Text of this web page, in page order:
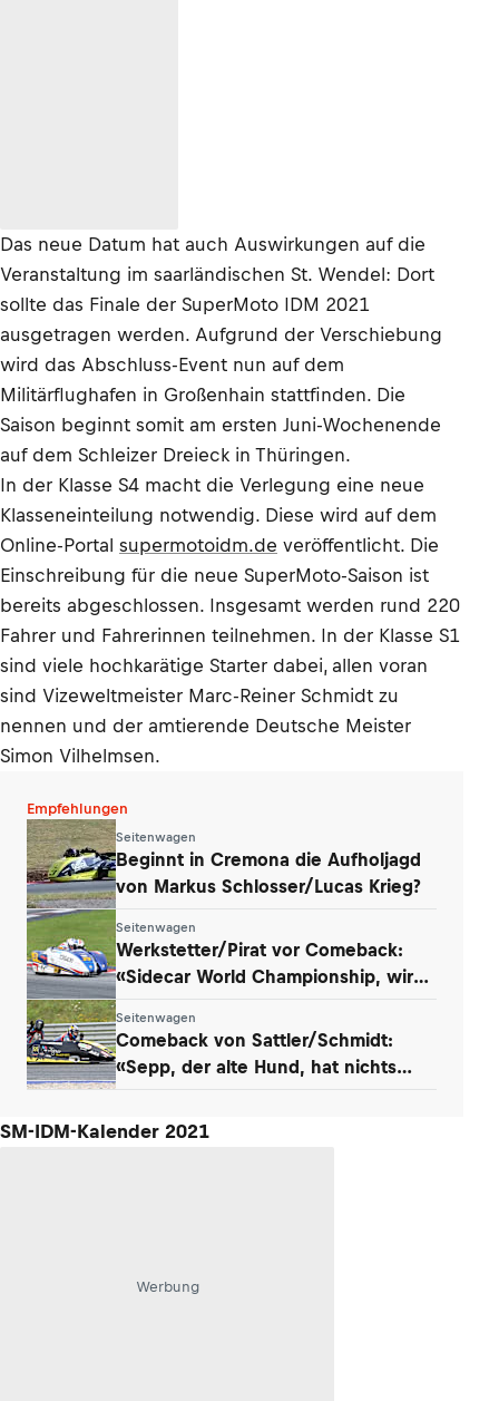
Das neue Datum hat auch Auswirkungen auf die
Veranstaltung im saarländischen St. Wendel: Dort
sollte das Finale der SuperMoto IDM 2021
ausgetragen werden. Aufgrund der Verschiebung
wird das Abschluss-Event nun auf dem
Militärflughafen in Großenhain stattfinden. Die
Saison beginnt somit am ersten Juni-Wochenende
auf dem Schleizer Dreieck in Thüringen.
In der Klasse S4 macht die Verlegung eine neue
Klasseneinteilung notwendig. Diese wird auf dem
Online-Portal supermotoidm.de veröffentlicht. Die
Einschreibung für die neue SuperMoto-Saison ist
bereits abgeschlossen. Insgesamt werden rund 220
Fahrer und Fahrerinnen teilnehmen. In der Klasse S1
sind viele hochkarätige Starter dabei, allen voran
sind Vizeweltmeister Marc-Reiner Schmidt zu
nennen und der amtierende Deutsche Meister
Simon Vilhelmsen.
Empfehlungen
Seitenwagen
Beginnt in Cremona die Aufholjagd
von Markus Schlosser/Lucas Krieg?
Seitenwagen
Werkstetter/Pirat vor Comeback:
«Sidecar World Championship, wir
Seitenwagen
Comeback von Sattler/Schmidt:
«Sepp, der alte Hund, hat nichts
SM-IDM-Kalender 2021
Werbung